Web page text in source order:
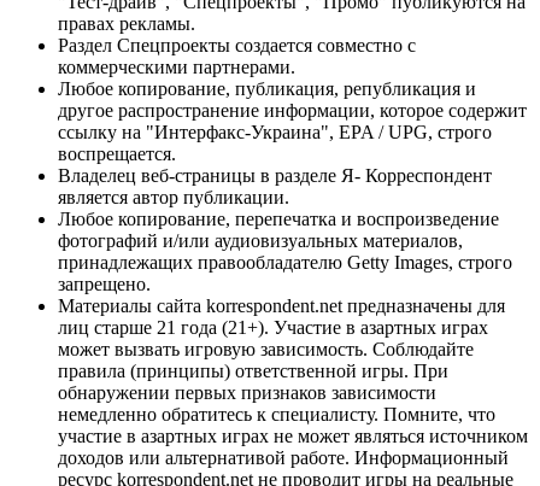
правах рекламы.
Раздел Спецпроекты создается совместно с
коммерческими партнерами.
Любое копирование, публикация, републикация и
другое распространение информации, которое содержит
ссылку на "Интерфакс-Украина", EPA / UPG, строго
воспрещается.
Владелец веб-страницы в разделе Я- Корреспондент
является автор публикации.
Любое копирование, перепечатка и воспроизведение
фотографий и/или аудиовизуальных материалов,
принадлежащих правообладателю Getty Images, строго
запрещено.
Материалы сайта korrespondent.net предназначены для
лиц старше 21 года (21+). Участие в азартных играх
может вызвать игровую зависимость. Соблюдайте
правила (принципы) ответственной игры. При
обнаружении первых признаков зависимости
немедленно обратитесь к специалисту. Помните, что
участие в азартных играх не может являться источником
доходов или альтернативой работе. Информационный
ресурс korrespondent.net не проводит игры на реальные